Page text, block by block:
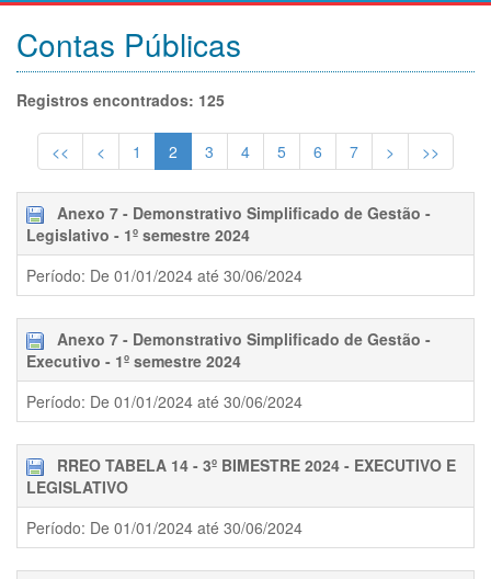
Contas Públicas
Registros encontrados: 125
<< < 1 2 3 4 5 6 7 > >>
Anexo 7 - Demonstrativo Simplificado de Gestão -
Legislativo - 1º semestre 2024
Período: De 01/01/2024 até 30/06/2024
Anexo 7 - Demonstrativo Simplificado de Gestão -
Executivo - 1º semestre 2024
Período: De 01/01/2024 até 30/06/2024
RREO TABELA 14 - 3º BIMESTRE 2024 - EXECUTIVO E
LEGISLATIVO
Período: De 01/01/2024 até 30/06/2024